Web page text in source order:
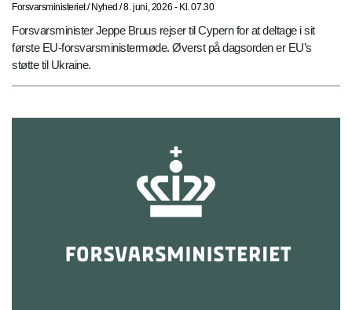
Forsvarsministeriet/ Nyhed /8. juni, 2026 - Kl. 07.30
Forsvarsminister Jeppe Bruus rejser til Cypern for at deltage i sit
første EU-forsvarsministermøde. Øverst på dagsorden er EU’s
støtte til Ukraine.